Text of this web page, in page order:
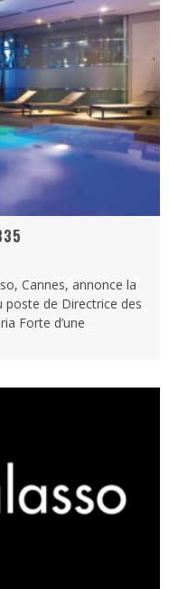
Cannes, annonce la
poste de Directrice des
Forte d’une